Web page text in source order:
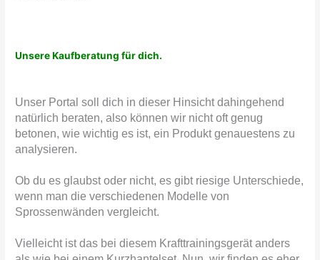
Unsere Kaufberatung für dich.
Unser Portal soll dich in dieser Hinsicht dahingehend
natürlich beraten, also können wir nicht oft genug
betonen, wie wichtig es ist, ein Produkt genauestens zu
analysieren.
Ob du es glaubst oder nicht, es gibt riesige Unterschiede,
wenn man die verschiedenen Modelle von
Sprossenwänden vergleicht.
Vielleicht ist das bei diesem Krafttrainingsgerät anders